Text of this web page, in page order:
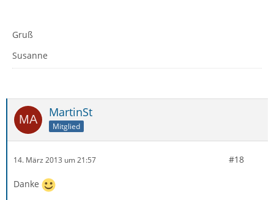
Gruß
Susanne
MartinSt
Mitglied
14. März 2013 um 21:57 #18
Danke